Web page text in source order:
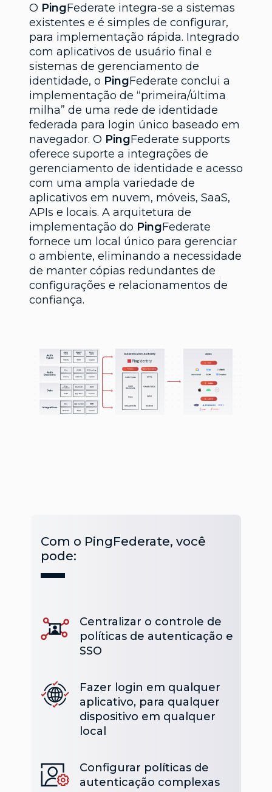
O PingFederate integra-se a sistemas
existentes e é simples de configurar,
para implementação rápida. Integrado
com aplicativos de usuário final e
sistemas de gerenciamento de
identidade, o PingFederate conclui a
implementação de “primeira/última
milha” de uma rede de identidade
federada para login único baseado em
navegador. O PingFederate supports
oferece suporte a integrações de
gerenciamento de identidade e acesso
com uma ampla variedade de
aplicativos em nuvem, móveis, SaaS,
APIs e locais. A arquitetura de
implementação do PingFederate
fornece um local único para gerenciar
o ambiente, eliminando a necessidade
de manter cópias redundantes de
configurações e relacionamentos de
confiança.
Com o PingFederate, você
pode:
Centralizar o controle de
políticas de autenticação e
SSO
Fazer login em qualquer
aplicativo, para qualquer
dispositivo em qualquer
local
Configurar políticas de
autenticação complexas